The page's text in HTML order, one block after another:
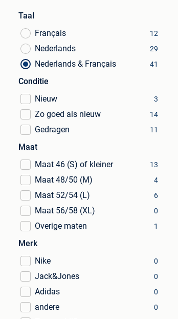
Taal
Français
12
Nederlands 29
Nederlands & Français 41
Conditie
Nieuw
3
Zo goed als nieuw 14
Gedragen 11
Maat
Maat 46 (S) of kleiner
13
Maat 48/50 (M) 4
Maat 52/54 (L) 6
Maat 56/58 (XL) 0
Overige maten 1
Merk
Nike
0
Jack&Jones 0
Adidas 0
andere 0